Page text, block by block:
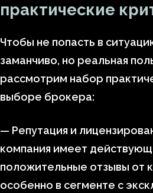
практические
Чтобы не попасть в
заманчиво, но реальная
рассмотрим набор
выборе брокера:
— Репутация и
компания имеет
положительные отзывы от
особенно в сегменте с